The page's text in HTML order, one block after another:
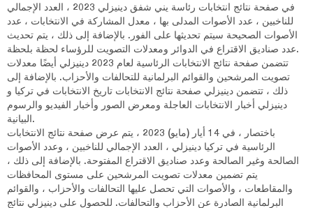
في صفحة نتائج انتخابات رئاسة يني شفق دينيزلي 2023 ، العدد الإجمالي
للناخبين ، عدد الأصوات المدلى بها ، معدل المشاركة في الانتخابات ، عدد
الأصوات الصحيحة سيتم تحديثها على الفور. بالإضافة إلى ذلك ، يتم تحديث
عدد صناديق الاقتراع في الدوائر ومعدلات التصويت للرؤساء لحظة بلحظة.
تتضمن صفحة نتائج الانتخابات الرئاسية لعام 2023 دينيزلي أيضًا معدلات
تصويت المرشحين والقوائم البرلمانية للتحالفات والأحزاب. بالإضافة إلى
ذلك ، تتضمن دينيزلي صفحة نتائج الانتخابات تاريخ الانتخابات في تركيا و
دينيزلي أخبار الانتخابات العاجلة ومعرض الصور وأخبار الفيديو والرسوم
البيانية.
باختصار ، في 14 أيار (مايو) 2023 ، يتم عرض صفحة نتائج الانتخابات
الرئاسية في تركيا دينيزلي ، العدد الإجمالي للناخبين ، وعدد الأصوات
الصالحة وغير الصالحة وعدد صناديق الاقتراع المفتوحة. بالإضافة إلى ذلك ،
يتم تضمين معدلات تصويت المرشحين على مستوى المحافظات
والمقاطعات ، والأصوات التي تحصل عليها التحالفات والأحزاب ، والقوائم
البرلمانية الصادرة عن الأحزاب والتحالفات. للحصول على دينيزلي نتائج